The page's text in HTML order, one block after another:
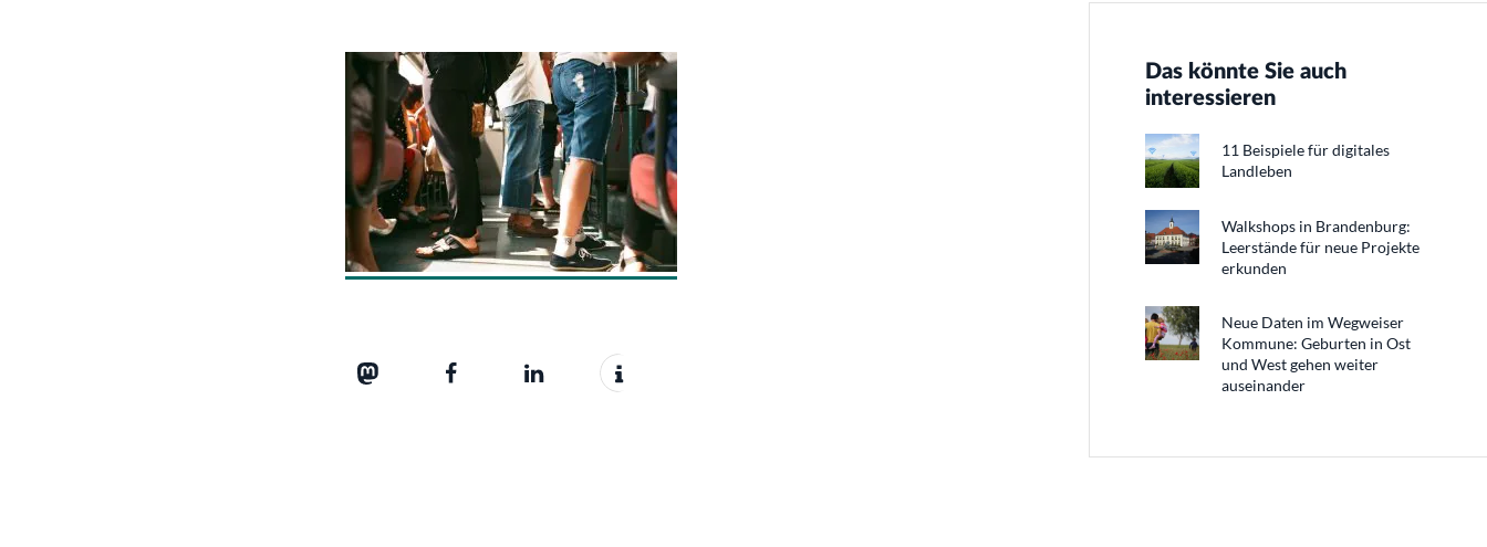
Das könnte Sie auch
interessieren
11 Beispiele für digitales
Landleben
Walkshops in Brandenburg:
Leerstände für neue Projekte
erkunden
Neue Daten im Wegweiser
Kommune: Geburten in Ost
und West gehen weiter
auseinander